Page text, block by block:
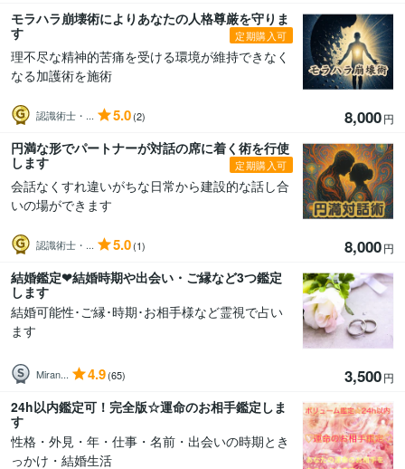
モラハラ崩壊術によりあなたの人格尊厳を守りま
す
定期購入可
理不尽な精神的苦痛を受ける環境が維持できなく
なる加護術を施術
認識術士・... 5.0(2) 8,000円
円満な形でパートナーが対話の席に着く術を行使
します
定期購入可
会話なくすれ違いがちな日常から建設的な話し合
いの場ができます
認識術士・... 5.0(1) 8,000円
結婚鑑定❤結婚時期や出会い・ご縁など3つ鑑定
します
結婚可能性･ご縁･時期･お相手様など霊視で占い
ます
Miran... 4.9(65) 3,500円
24h以内鑑定可！完全版☆運命のお相手鑑定しま
す
性格・外見・年・仕事・名前・出会いの時期とき
っかけ・結婚生活